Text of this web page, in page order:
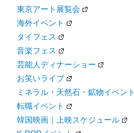
東京アート展覧会
海外イベント
タイフェス
音楽フェス
芸能人ディナーショー
お笑いライブ
ミネラル・天然石・鉱物イベント
転職イベント
韓国映画｜上映スケジュール